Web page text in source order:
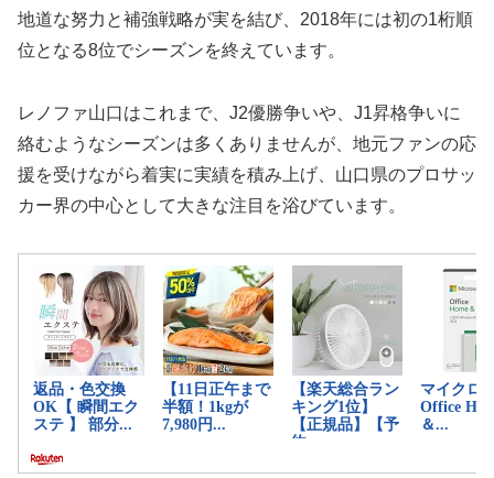
地道な努力と補強戦略が実を結び、2018年には初の1桁順
位となる8位でシーズンを終えています。
レノファ山口はこれまで、J2優勝争いや、J1昇格争いに
絡むようなシーズンは多くありませんが、地元ファンの応
援を受けながら着実に実績を積み上げ、山口県のプロサッ
カー界の中心として大きな注目を浴びています。